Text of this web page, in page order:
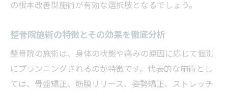
の根本改善型施術が有効な選択肢となるでしょう。
整骨院施術の特徴とその効果を徹底分析
整骨院の施術は、身体の状態や痛みの原因に応じて個別
にプランニングされるのが特徴です。代表的な施術とし
ては、骨盤矯正、筋膜リリース、姿勢矯正、ストレッチ